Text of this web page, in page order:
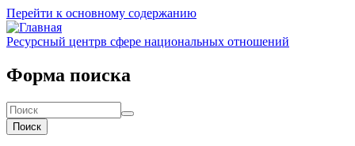
Перейти к основному содержанию
Ресурсный центрв сфере национальных отношений
Форма поиска
Поиск